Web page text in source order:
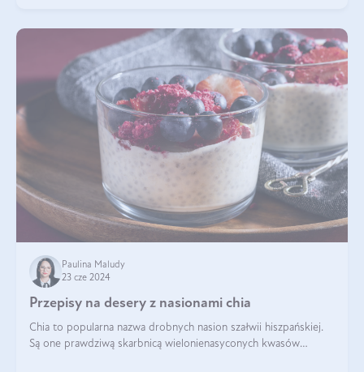
Paulina Maludy
23 cze 2024
Przepisy na desery z nasionami chia
Chia to popularna nazwa drobnych nasion szałwii hiszpańskiej.
Są one prawdziwą skarbnicą wielonienasyconych kwasów